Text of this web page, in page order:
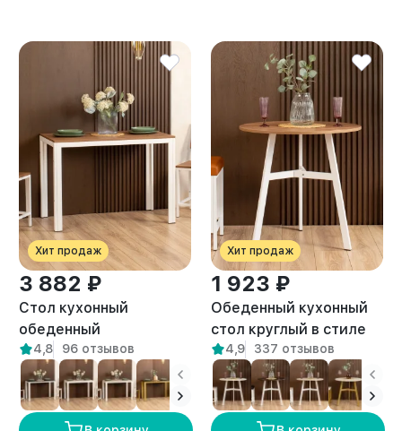
Хит продаж
3 882 ₽
Стол кухонный
обеденный
письменный Лофт Атаго
белый/амаретто
4,8 96 отзывов
Хит продаж
1 923 ₽
Обеденный кухонный
стол круглый в стиле
Лофт Моро белый/
амаретто
4,9 337 отзывов